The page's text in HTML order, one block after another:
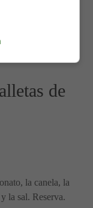
de
la canela, la
la sal. Reserva.